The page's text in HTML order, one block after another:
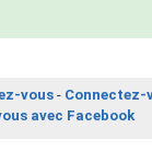
vous- Connectez-
avec Facebook